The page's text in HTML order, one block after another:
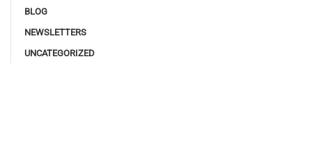
BLOG
NEWSLETTERS
UNCATEGORIZED